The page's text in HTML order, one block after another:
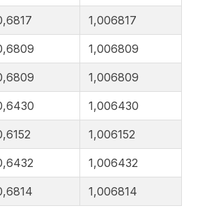
1,006817
1,006809
1,006809
1,006430
1,006152
1,006432
1,006814